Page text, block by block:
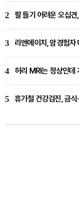
2
3 리엔에이치, 암경험자
4 허리 MRI는 정상인데
5 휴가철 건강검진, 금